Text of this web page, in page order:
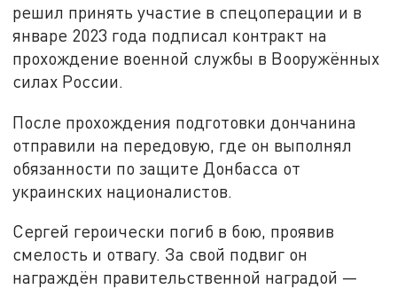
решил принять участие в спецоперации и в
январе 2023 года подписал контракт на
прохождение военной службы в Вооружённых
силах России.
После прохождения подготовки дончанина
отправили на передовую, где он выполнял
обязанности по защите Донбасса от
украинских националистов.
Сергей героически погиб в бою, проявив
смелость и отвагу. За свой подвиг он
награждён правительственной наградой —